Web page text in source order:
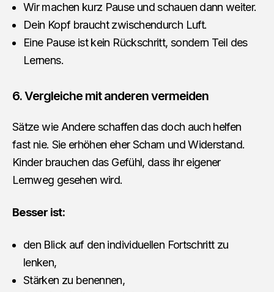
Wir machen kurz Pause und schauen dann weiter.
Dein Kopf braucht zwischendurch Luft.
Eine Pause ist kein Rückschritt, sondern Teil des
Lernens.
6. Vergleiche mit anderen vermeiden
Sätze wie Andere schaffen das doch auch helfen
fast nie. Sie erhöhen eher Scham und Widerstand.
Kinder brauchen das Gefühl, dass ihr eigener
Lernweg gesehen wird.
Besser ist:
den Blick auf den individuellen Fortschritt zu
lenken,
Stärken zu benennen,